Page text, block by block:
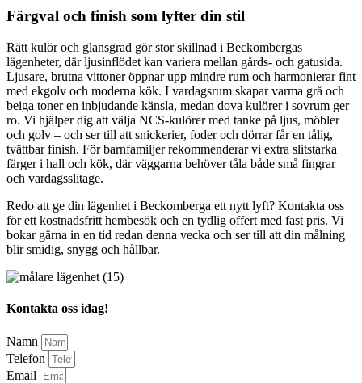
Färgval och finish som lyfter din stil
Rätt kulör och glansgrad gör stor skillnad i Beckombergas
lägenheter, där ljusinflödet kan variera mellan gårds- och gatusida.
Ljusare, brutna vittoner öppnar upp mindre rum och harmonierar fint
med ekgolv och moderna kök. I vardagsrum skapar varma grå och
beiga toner en inbjudande känsla, medan dova kulörer i sovrum ger
ro. Vi hjälper dig att välja NCS-kulörer med tanke på ljus, möbler
och golv – och ser till att snickerier, foder och dörrar får en tålig,
tvättbar finish. För barnfamiljer rekommenderar vi extra slitstarka
färger i hall och kök, där väggarna behöver tåla både små fingrar
och vardagsslitage.
Redo att ge din lägenhet i Beckomberga ett nytt lyft? Kontakta oss
för ett kostnadsfritt hembesök och en tydlig offert med fast pris. Vi
bokar gärna in en tid redan denna vecka och ser till att din målning
blir smidig, snygg och hållbar.
Kontakta oss idag!
Namn
Telefon
Email